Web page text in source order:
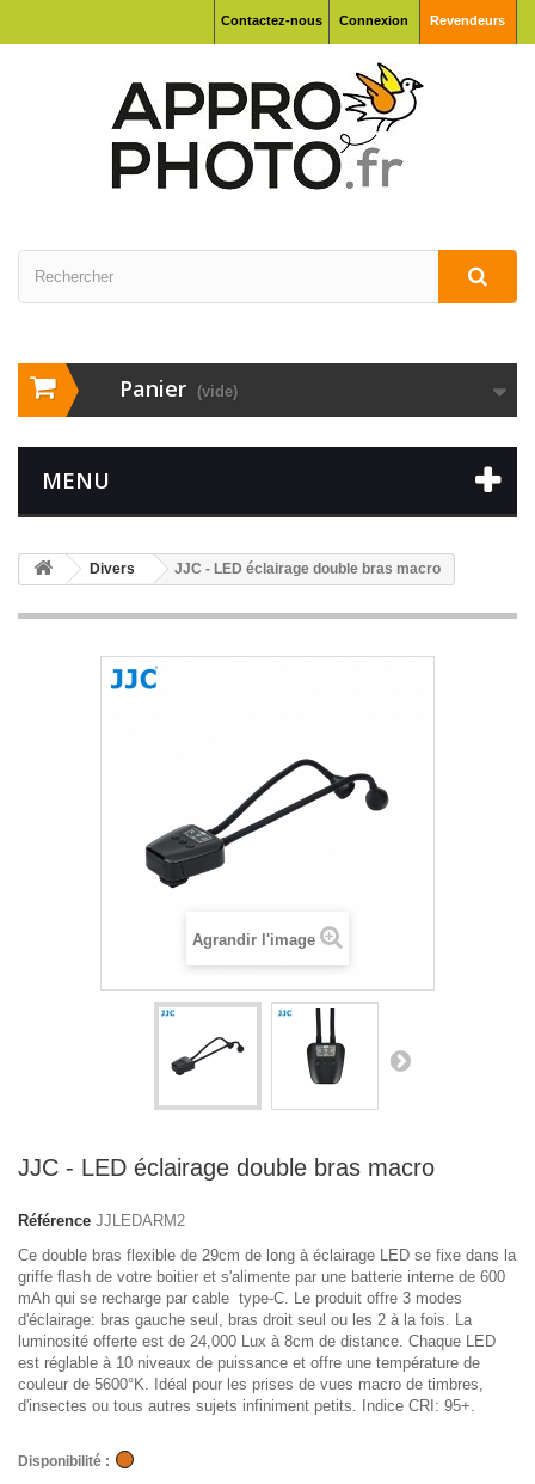
Connexion Revendeurs
Contactez-nous
Panier (vide)
MENU
Divers JJC - LED éclairage double bras macro
Agrandir l'image
JJC - LED éclairage double bras macro
Référence JJLEDARM2
Ce double bras flexible de 29cm de long à éclairage LED se fixe dans la
griffe flash de votre boitier et s'alimente par une batterie interne de 600
mAh qui se recharge par cable type-C. Le produit offre 3 modes
d'éclairage: bras gauche seul, bras droit seul ou les 2 à la fois. La
luminosité offerte est de 24,000 Lux à 8cm de distance. Chaque LED
est réglable à 10 niveaux de puissance et offre une température de
couleur de 5600°K. Idéal pour les prises de vues macro de timbres,
d'insectes ou tous autres sujets infiniment petits. Indice CRI: 95+.
Disponibilité :